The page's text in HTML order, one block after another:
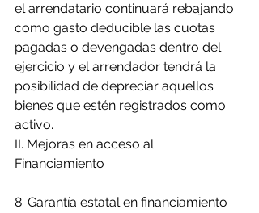
el arrendatario continuará rebajando
como gasto deducible las cuotas
pagadas o devengadas dentro del
ejercicio y el arrendador tendrá la
posibilidad de depreciar aquellos
bienes que estén registrados como
activo.
II. Mejoras en acceso al
Financiamiento
8. Garantía estatal en financiamiento